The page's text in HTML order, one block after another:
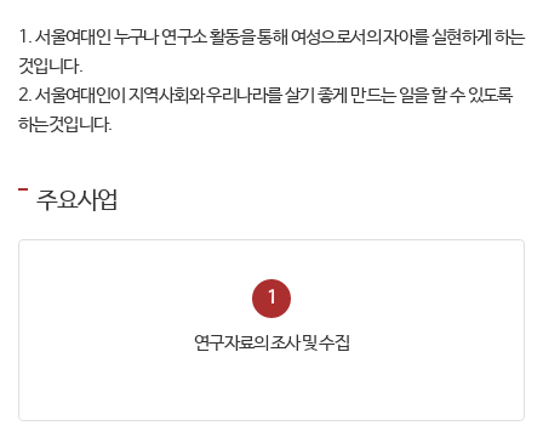
1. 서울여대인 누구나 연구소 활동을 통해 여성으로서의 자아를 실현하게 하는
것입니다.
2. 서울여대인이 지역사회와 우리나라를 살기 좋게 만드는 일을 할 수 있도록
하는것입니다.
주요사업
1
연구자료의 조사 및 수집